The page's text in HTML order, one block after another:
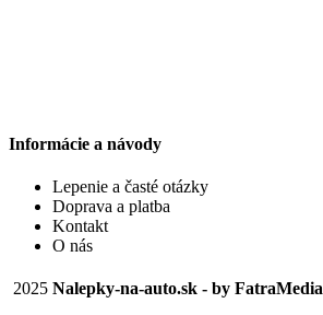
Informácie a návody
Lepenie a časté otázky
Doprava a platba
Kontakt
O nás
2025 Nalepky-na-auto.sk - by FatraMedia